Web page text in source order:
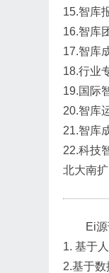
15.智库
16.智库
17.智库
18.行业
19.国际
20.智库
21.智库
22.科技
北大南
Ei
1. 基于
2.基于